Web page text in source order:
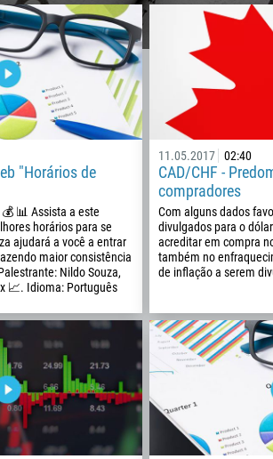
"Horários de
📊 Assista a este
horários para se
ajudará a você a entrar
maior consistência
Nildo Souza,
📈. Idioma: Português
11.05.2017 02:40
CAD/CHF -
compradores
Com alguns dados
divulgados para o
acreditar em compra
também no
de inflação a serem